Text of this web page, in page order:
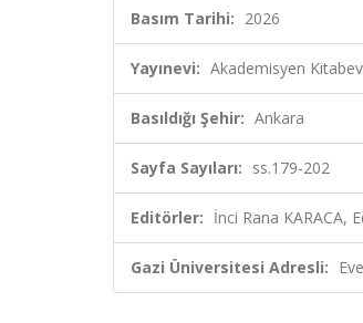
Basım Tarihi: 2026
Yayınevi: Akademisyen
Basıldığı Şehir: Ankara
Sayfa Sayıları: ss.179-202
Editörler: İnci Rana KARACA,
Gazi Üniversitesi Adresli: